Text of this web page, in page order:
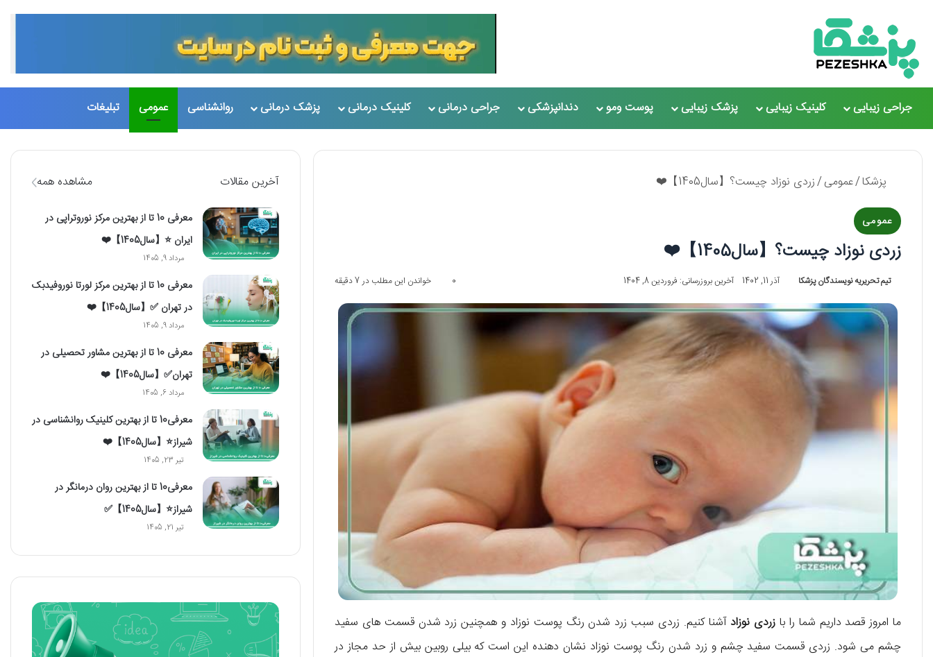
جراحی زیبایی کلینیک زیبایی پزشک زیبایی پوست ومو دندانپزشکی جراحی درمانی کلینیک درمانی پزشک درمانی روانشناسی عمومی تبلیغات
پزشکا/عمومی/زردی نوزاد چیست؟【سال1405】❤️
عمومی
زردی نوزاد چیست؟【سال1405】❤️
تیم تحریریه نویسندگان پزشکا آذر 11, 1402 آخرین بروزرسانی: فروردین 8, 1404 0 خواندن این مطلب در 7 دقیقه
ما امروز قصد داریم شما را با زردی نوزاد آشنا کنیم. زردی سبب زرد شدن رنگ پوست نوزاد و همچنین زرد شدن قسمت های سفید
چشم می شود. زردی قسمت سفید چشم و زرد شدن رنگ پوست نوزاد نشان دهنده این است که بیلی روبین بیش از حد مجاز در
آخرین مقالات مشاهده همه
معرفی 10 تا از بهترین مرکز نوروتراپی در
ایران ⭐【سال1405】❤️
مرداد 9, 1405
معرفی 10 تا از بهترین مرکز لورتا نوروفیدبک
در تهران ✅【سال1405】❤️
مرداد 9, 1405
معرفی 10 تا از بهترین مشاور تحصیلی در
تهران✅【سال1405】❤️
مرداد 6, 1405
معرفی10 تا از بهترین کلینیک روانشناسی در
شیراز⭐【سال1405】❤️
تیر 23, 1405
معرفی10 تا از بهترین روان درمانگر در
شیراز⭐【سال1405】✅
تیر 21, 1405